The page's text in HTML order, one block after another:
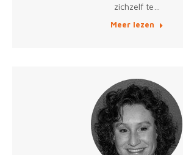
zichzelf te…
Meer lezen